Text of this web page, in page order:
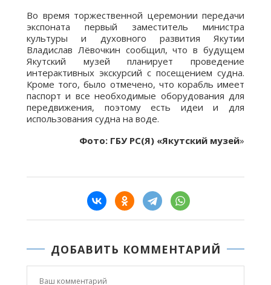
Во время торжественной церемонии передачи
экспоната первый заместитель министра
культуры и духовного развития Якутии
Владислав Лёвочкин сообщил, что в будущем
Якутский музей планирует проведение
интерактивных экскурсий с посещением судна.
Кроме того, было отмечено, что корабль имеет
паспорт и все необходимые оборудования для
передвижения, поэтому есть идеи и для
использования судна на воде.
Фото: ГБУ РС(Я) «Якутский музей»
ДОБАВИТЬ КОММЕНТАРИЙ